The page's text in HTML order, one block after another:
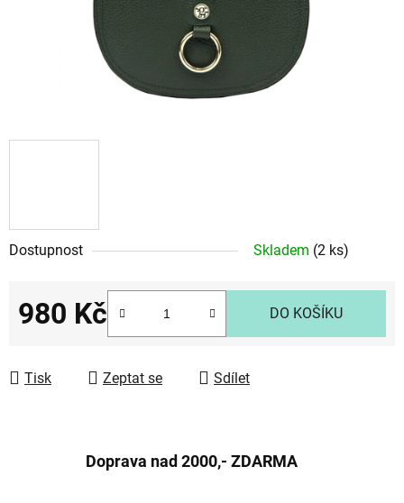
Dostupnost Skladem (2 ks)
980 Kč DO KOŠÍKU
Tisk Zeptat se Sdílet
Doprava nad 2000,- ZDARMA